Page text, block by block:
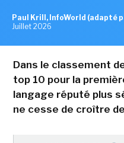
Paul Krill, InfoWorld (adapté
Juillet 2026
Dans le classement
top 10 pour la
langage réputé plus
ne cesse de croître